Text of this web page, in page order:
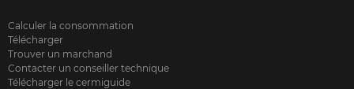
Calculer la consommation
Télécharger
Trouver un marchand
Contacter un conseiller technique
Télécharger le cermiguide